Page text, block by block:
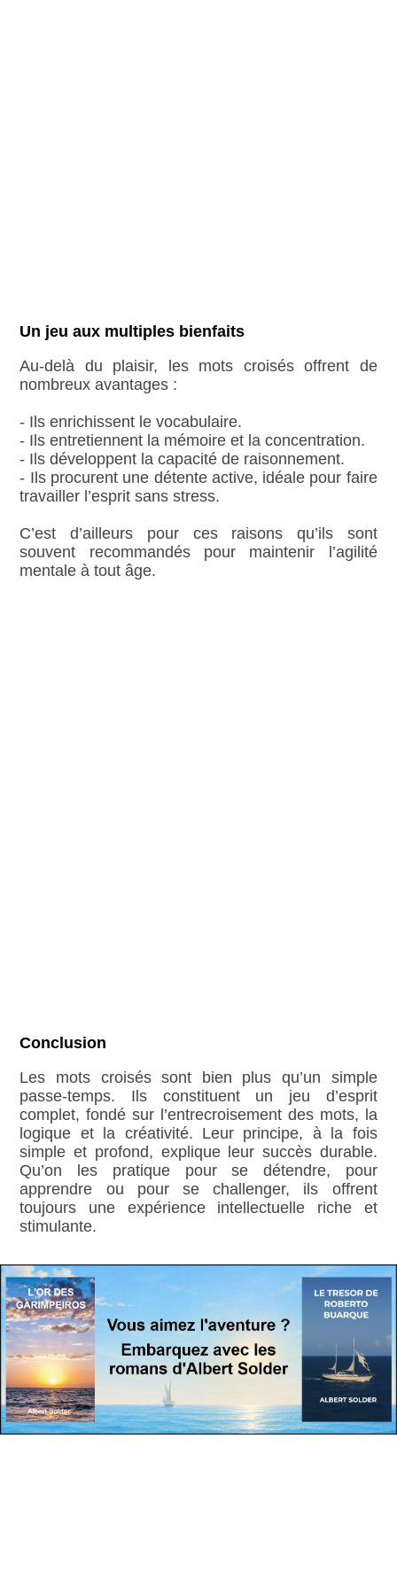
Un jeu aux multiples bienfaits
Au-delà du plaisir, les mots croisés offrent de
nombreux avantages :
- Ils enrichissent le vocabulaire.
- Ils entretiennent la mémoire et la concentration.
- Ils développent la capacité de raisonnement.
- Ils procurent une détente active, idéale pour faire
travailler l’esprit sans stress.
C’est d’ailleurs pour ces raisons qu’ils sont
souvent recommandés pour maintenir l’agilité
mentale à tout âge.
Conclusion
Les mots croisés sont bien plus qu’un simple
passe-temps. Ils constituent un jeu d’esprit
complet, fondé sur l’entrecroisement des mots, la
logique et la créativité. Leur principe, à la fois
simple et profond, explique leur succès durable.
Qu’on les pratique pour se détendre, pour
apprendre ou pour se challenger, ils offrent
toujours une expérience intellectuelle riche et
stimulante.